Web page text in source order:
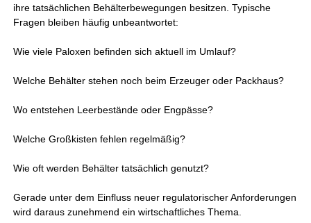
ihre tatsächlichen Behälterbewegungen besitzen. Typische
Fragen bleiben häufig unbeantwortet:
Wie viele Paloxen befinden sich aktuell im Umlauf?
Welche Behälter stehen noch beim Erzeuger oder Packhaus?
Wo entstehen Leerbestände oder Engpässe?
Welche Großkisten fehlen regelmäßig?
Wie oft werden Behälter tatsächlich genutzt?
Gerade unter dem Einfluss neuer regulatorischer Anforderungen
wird daraus zunehmend ein wirtschaftliches Thema.